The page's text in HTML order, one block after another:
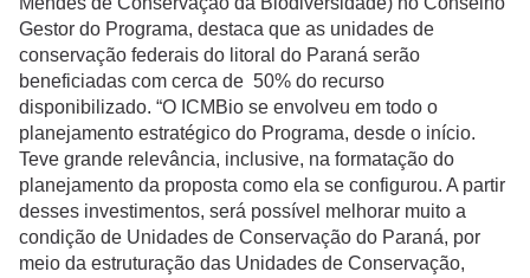
Gestor do Programa, destaca que as unidades de
conservação federais do litoral do Paraná serão
beneficiadas com cerca de 50% do recurso
disponibilizado. “O ICMBio se envolveu em todo o
planejamento estratégico do Programa, desde o início.
Teve grande relevância, inclusive, na formatação do
planejamento da proposta como ela se configurou. A partir
desses investimentos, será possível melhorar muito a
condição de Unidades de Conservação do Paraná, por
meio da estruturação das Unidades de Conservação,